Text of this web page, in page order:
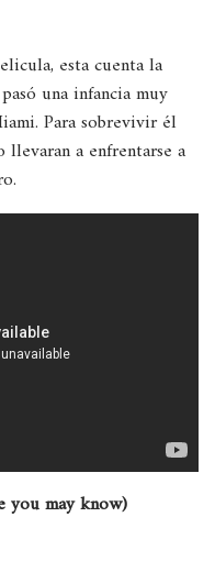
esta cuenta la
una infancia muy
Para sobrevivir él
llevaran a enfrentarse a
you may know)